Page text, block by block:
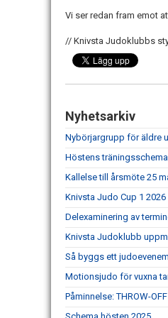
Vi ser redan fram emot
// Knivsta Judoklubbs
Nyhetsarkiv
Nybörjargrupp för äldre
Höstens träningsschema
Kallelse till årsmöte 25
Knivsta Judo Cup 1 2026
Delexaminering av
Knivsta Judoklubb
Så byggs ett
Motionsjudo för vuxna
Påminnelse: THROW-